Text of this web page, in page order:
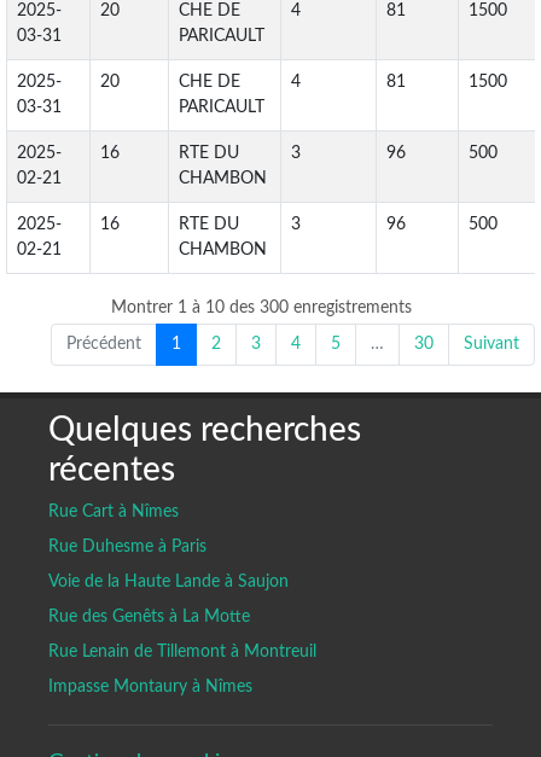
2025-
03-31
20
CHE DE
PARICAULT
4 81 1500
2025-
03-31
20
CHE DE
PARICAULT
4 81 1500
2025-
02-21
16
RTE DU
CHAMBON
3 96 500
2025-
02-21
16
RTE DU
CHAMBON
3 96 500
Montrer 1 à 10 des 300 enregistrements
Précédent 1 2 3 4 5 … 30 Suivant
Quelques recherches
récentes
Rue Cart à Nîmes
Rue Duhesme à Paris
Voie de la Haute Lande à Saujon
Rue des Genêts à La Motte
Rue Lenain de Tillemont à Montreuil
Impasse Montaury à Nîmes